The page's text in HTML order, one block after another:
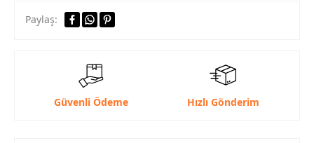
Paylaş:
Güvenli Ödeme Hızlı Gönderim